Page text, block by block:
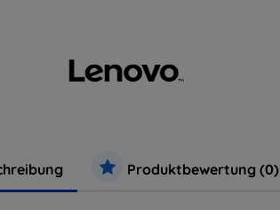
Produktbewertung (0)